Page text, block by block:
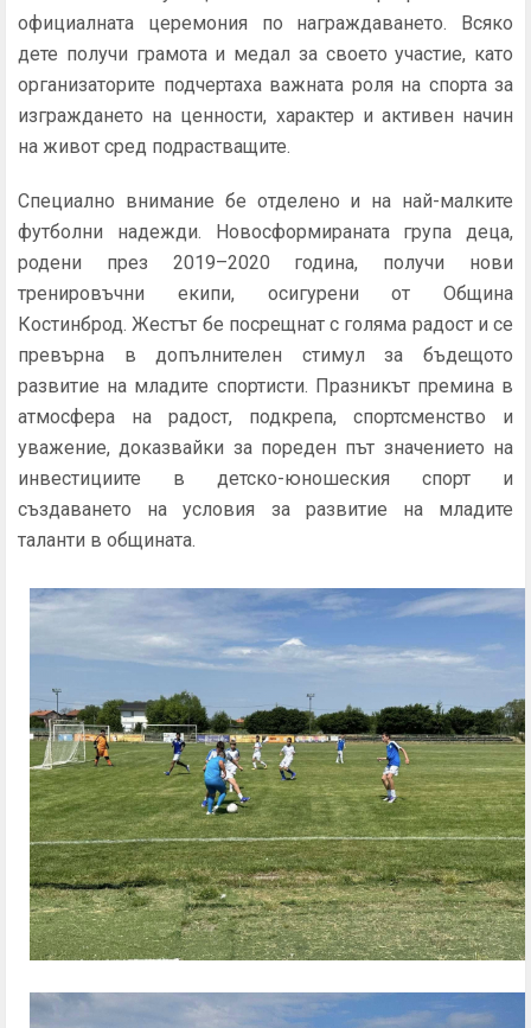
официалната церемония по награждаването. Всяко
дете получи грамота и медал за своето участие, като
организаторите подчертаха важната роля на спорта за
изграждането на ценности, характер и активен начин
на живот сред подрастващите.
Специално внимание бе отделено и на най-малките
футболни надежди. Новосформираната група деца,
родени през 2019–2020 година, получи нови
тренировъчни екипи, осигурени от Община
Костинброд. Жестът бе посрещнат с голяма радост и се
превърна в допълнителен стимул за бъдещото
развитие на младите спортисти. Празникът премина в
атмосфера на радост, подкрепа, спортсменство и
уважение, доказвайки за пореден път значението на
инвестициите в детско-юношеския спорт и
създаването на условия за развитие на младите
таланти в общината.